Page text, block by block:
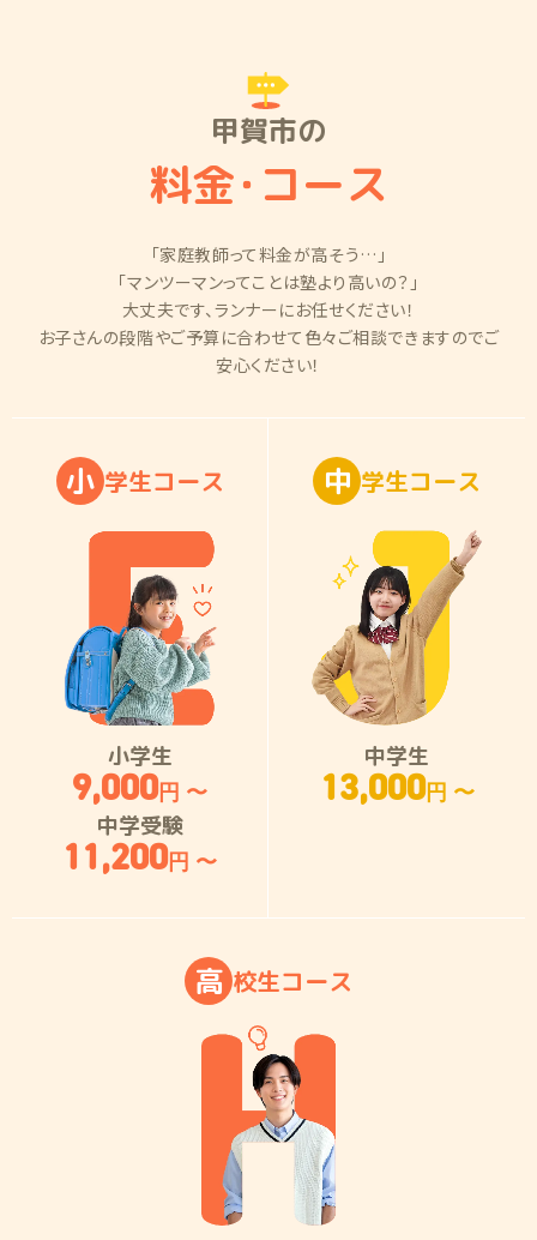
甲賀市の
料金・コース
「家庭教師って料金が高そう…」
「マンツーマンってことは塾より高いの？」
大丈夫です、ランナーにお任せください！
お子さんの段階やご予算に合わせて色々ご相談できますのでご
安心ください！
小 学生コース
小学生
9,000円 〜
中学受験
11,200円 〜
中 学生コース
中学生
13,000円 〜
高 校生コース